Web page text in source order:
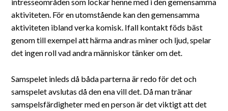
aktiviteten. För en utomstående kan den gemensamma
aktiviteten ibland verka komisk. Ifall kontakt föds bäst
genom till exempel att härma andras miner och ljud, spelar
det ingen roll vad andra människor tänker om det.
Samspelet inleds då båda parterna är redo för det och
samspelet avslutas då den ena vill det. Då man tränar
samspelsfärdigheter med en person är det viktigt att det